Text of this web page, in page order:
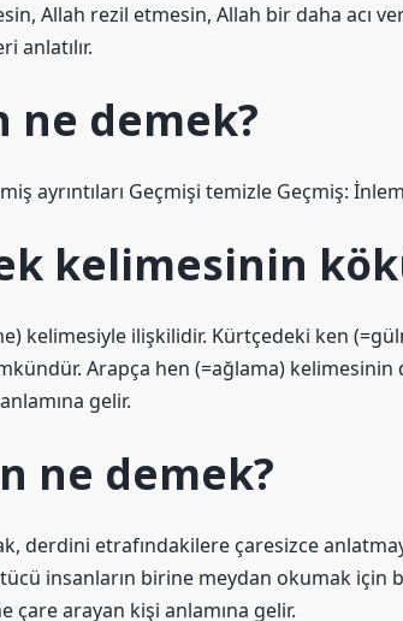
Allah rezil etmesin, Allah bir daha acı
anlatılır.
ne demek?
ayrıntıları Geçmişi temizle Geçmiş:
kelimesinin
kelimesiyle ilişkilidir. Kürtçedeki ken
Arapça hen (=ağlama) kelimesinin
gelir.
ne demek?
derdini etrafındakilere çaresizce
insanların birine meydan okumak için
çare arayan kişi anlamına gelir.